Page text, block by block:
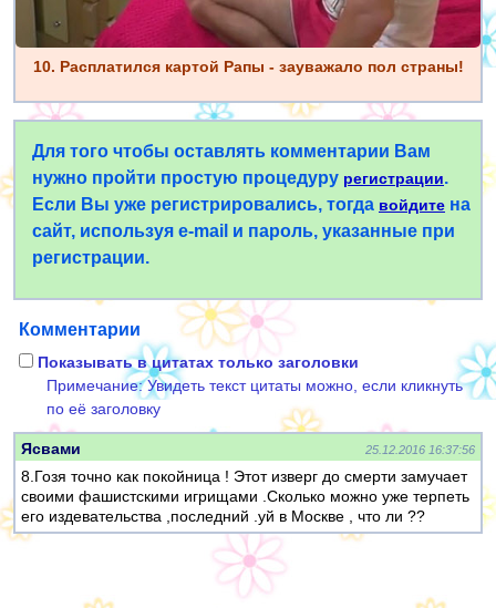
10. Расплатился картой Рапы - зауважало пол страны!
Для того чтобы оставлять комментарии Вам
нужно пройти простую процедуру регистрации.
Если Вы уже регистрировались, тогда войдите на
сайт, используя e-mail и пароль, указанные при
регистрации.
Комментарии
Показывать в цитатах только заголовки
Примечание: Увидеть текст цитаты можно, если кликнуть
по её заголовку
Ясвами 25.12.2016 16:37:56
8.Гозя точно как покойница ! Этот изверг до смерти замучает
своими фашистскими игрищами .Сколько можно уже терпеть
его издевательства ,последний .уй в Москве , что ли ??